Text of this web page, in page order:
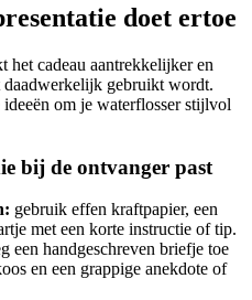
doet ertoe
cadeau aantrekkelijker en
daadwerkelijk gebruikt wordt.
om je waterflosser stijlvol
bij de ontvanger past
gebruik effen kraftpapier, een
met een korte instructie of tip.
een handgeschreven briefje toe
en een grappige anekdote of